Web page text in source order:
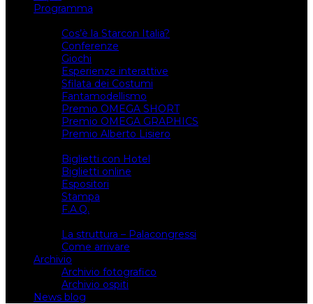
Programma
Cos’è la Starcon Italia?
Conferenze
Giochi
Esperienze interattive
Sfilata dei Costumi
Fantamodellismo
Premio OMEGA SHORT
Premio OMEGA GRAPHICS
Premio Alberto Lisiero
Biglietti con Hotel
Biglietti online
Espositori
Stampa
F.A.Q.
La struttura – Palacongressi
Come arrivare
Archivio
Archivio fotografico
Archivio ospiti
News blog